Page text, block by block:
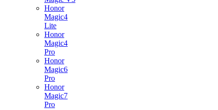
Honor
Magic4
Lite
Honor
Magic4
Pro
Honor
Magic6
Pro
Honor
Magic7
Pro